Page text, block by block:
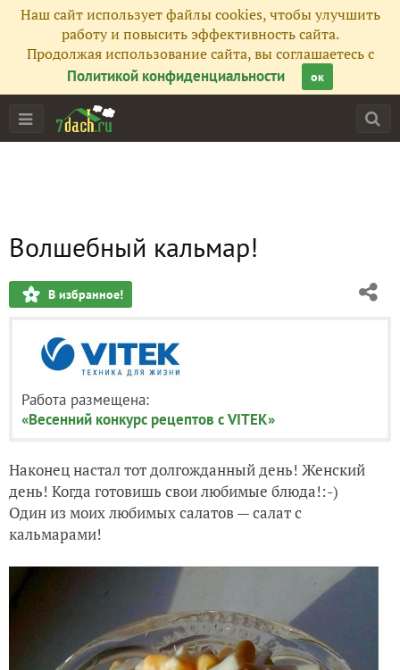
Наш сайт использует файлы cookies, чтобы улучшить
работу и повысить эффективность сайта.
Продолжая использование сайта, вы соглашаетесь с
Политикой конфиденциальности
ок
Волшебный кальмар!
В избранное!
Работа размещена:
«Весенний конкурс рецептов с VITEK»
Наконец настал тот долгожданный день! Женский
день! Когда готовишь свои любимые блюда!:-)
Один из моих любимых салатов — салат с
кальмарами!